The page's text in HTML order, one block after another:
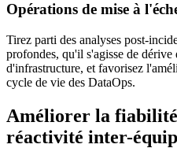
Opérations de mise à
Tirez parti des analyses post-
profondes, qu'il s'agisse de dérive
d'infrastructure, et favorisez
cycle de vie des DataOps.
Améliorer la fiabilité
réactivité inter-